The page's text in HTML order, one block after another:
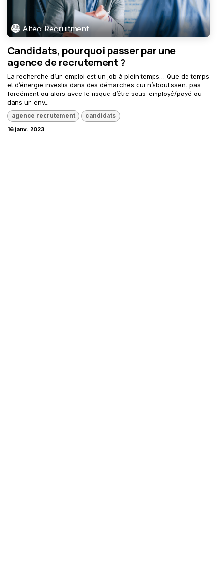
Alteo Recruitment
Candidats, pourquoi passer par une
agence de recrutement ?
La recherche d’un emploi est un job à plein temps… Que de temps
et d’énergie investis dans des démarches qui n’aboutissent pas
forcément ou alors avec le risque d’être sous-employé/payé ou
dans un env...
agence recrutement candidats
16 janv. 2023